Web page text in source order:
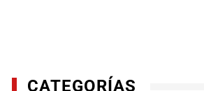
CATEGORÍAS